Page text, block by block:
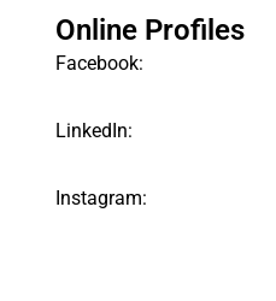
Online Profiles
Facebook:
LinkedIn:
Instagram: